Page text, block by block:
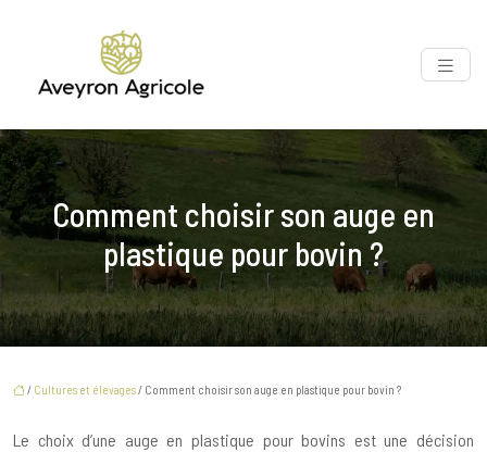
Comment choisir son auge en
plastique pour bovin ?
/ Cultures et élevages/ Comment choisir son auge en plastique pour bovin ?
Le choix d’une auge en plastique pour bovins est une décision